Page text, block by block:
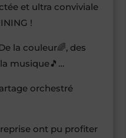
et ultra conviviale
!
la couleur🌈, des
musique🎵…
orchestré
ont pu profiter